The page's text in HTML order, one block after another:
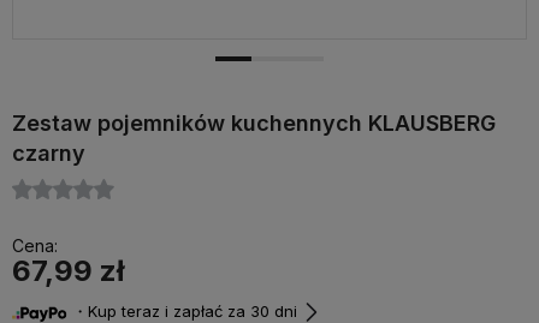
Zestaw pojemników kuchennych KLAUSBERG
czarny
Cena:
67,99 zł
・Kup teraz i zapłać za 30 dni